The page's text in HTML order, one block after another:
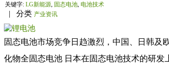
关键字: LG新能源, 固态电池, 电池技术
| 分类 产业资讯
固态电池市场竞争日趋激烈，中国、日韩及
化物全固态电池 日本在固态电池技术的研